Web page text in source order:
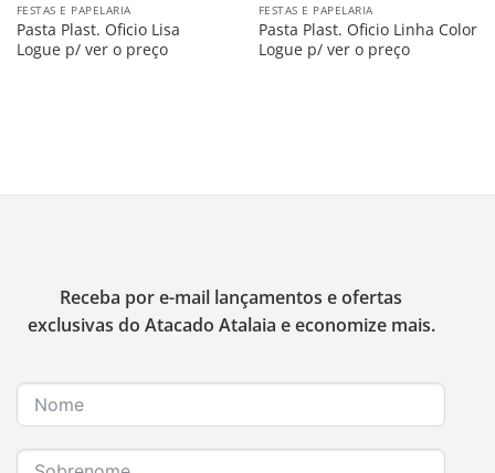
FESTAS E PAPELARIA
Pasta Plast. Oficio Lisa
Logue p/ ver o preço
FESTAS E PAPELARIA
Pasta Plast. Oficio Linha Color
Logue p/ ver o preço
Receba por e-mail lançamentos e ofertas
exclusivas do Atacado Atalaia e economize mais.